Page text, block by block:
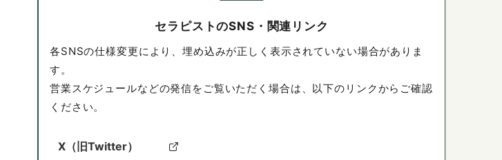
セラピストのSNS・関連リンク
各SNSの仕様変更により、埋め込みが正しく表示されていない場合がありま
す。
営業スケジュールなどの発信をご覧いただく場合は、以下のリンクからご確認
ください。
X（旧Twitter）